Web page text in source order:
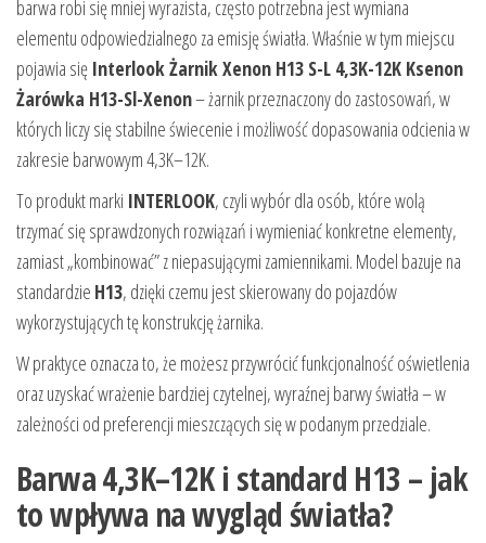
barwa robi się mniej wyrazista, często potrzebna jest wymiana
elementu odpowiedzialnego za emisję światła. Właśnie w tym miejscu
pojawia się Interlook Żarnik Xenon H13 S-L 4,3K-12K Ksenon
Żarówka H13-Sl-Xenon– żarnik przeznaczony do zastosowań, w
których liczy się stabilne świecenie i możliwość dopasowania odcienia w
zakresie barwowym 4,3K–12K.
To produkt marki INTERLOOK, czyli wybór dla osób, które wolą
trzymać się sprawdzonych rozwiązań i wymieniać konkretne elementy,
zamiast „kombinować” z niepasującymi zamiennikami. Model bazuje na
standardzie H13, dzięki czemu jest skierowany do pojazdów
wykorzystujących tę konstrukcję żarnika.
W praktyce oznacza to, że możesz przywrócić funkcjonalność oświetlenia
oraz uzyskać wrażenie bardziej czytelnej, wyraźnej barwy światła – w
zależności od preferencji mieszczących się w podanym przedziale.
Barwa 4,3K–12K i standard H13 – jak
to wpływa na wygląd światła?